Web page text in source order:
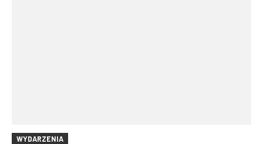
WYDARZENIA